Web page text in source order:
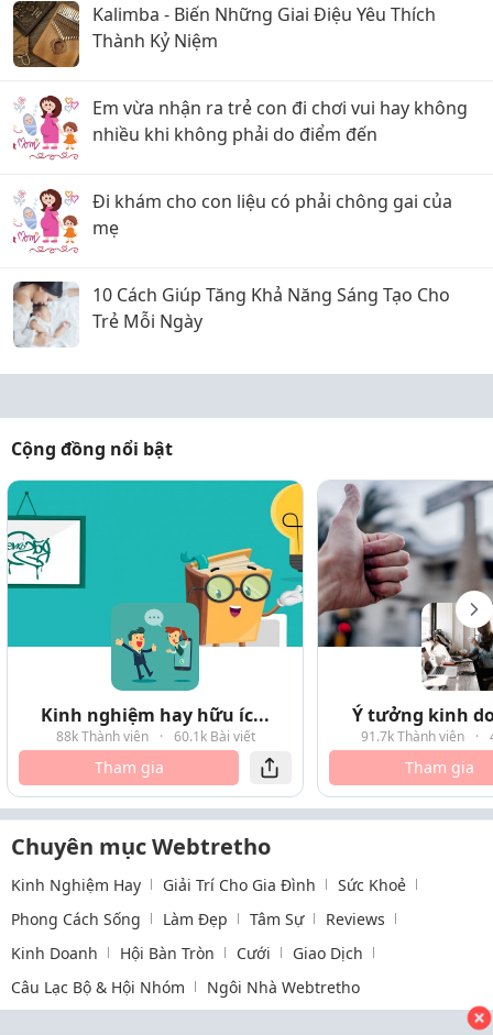
Kalimba - Biến Những Giai Điệu Yêu Thích
Thành Kỷ Niệm
Em vừa nhận ra trẻ con đi chơi vui hay không
nhiều khi không phải do điểm đến
Đi khám cho con liệu có phải chông gai của
mẹ
10 Cách Giúp Tăng Khả Năng Sáng Tạo Cho
Trẻ Mỗi Ngày
Cộng đồng nổi bật
Kinh nghiệm hay hữu íc...
88k Thành viên · 60.1k Bài viết
Tham gia
Ý tưởng kinh
91.7k Thành viên ·
Tham gia
Chuyên mục Webtretho
Kinh Nghiệm Hay Giải Trí Cho Gia Đình
Sức Khoẻ
Phong Cách Sống
Làm Đẹp Tâm Sự
Reviews
Kinh Doanh
Hội Bàn Tròn Cưới
Giao Dịch
Câu Lạc Bộ & Hội Nhóm
Ngôi Nhà Webtretho